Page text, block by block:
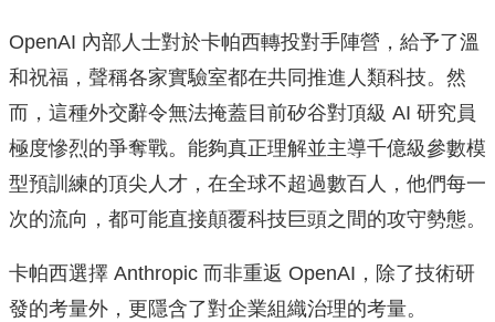
OpenAI 內部人士對於卡帕西轉投對手陣營，給予了溫
和祝福，聲稱各家實驗室都在共同推進人類科技。然
而，這種外交辭令無法掩蓋目前矽谷對頂級 AI 研究員
極度慘烈的爭奪戰。能夠真正理解並主導千億級參數模
型預訓練的頂尖人才，在全球不超過數百人，他們每一
次的流向，都可能直接顛覆科技巨頭之間的攻守勢態。
卡帕西選擇 Anthropic 而非重返 OpenAI，除了技術研
發的考量外，更隱含了對企業組織治理的考量。